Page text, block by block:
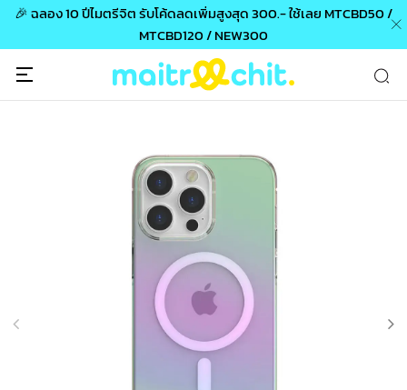
🎉 ฉลอง 10 ปีไมตรีจิต รับโค้ดลดเพิ่มสูงสุด 300.- ใช้เลย MTCBD50 /
MTCBD120 / NEW300